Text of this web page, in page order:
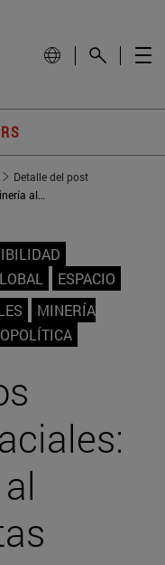
Detalle del post
Carrera por los recursos espaciales: de la minería al control de rutas
ESPACIO
MINERÍA